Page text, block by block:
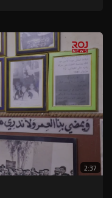
2:37